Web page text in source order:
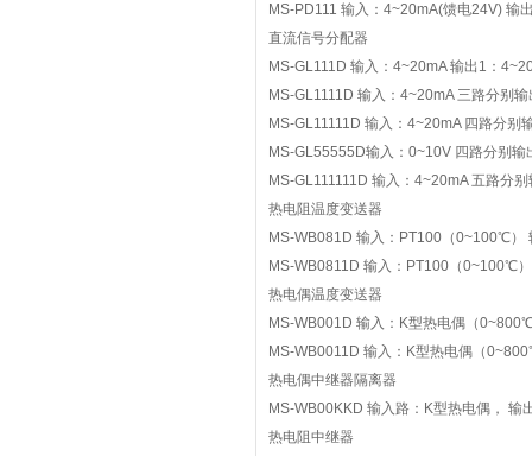
MS-PD111 输入：4~20mA(馈电24V) 输
直流信号分配器
MS-GL111D 输入：4~20mA 输出1：
MS-GL1111D 输入：4~20mA 三路分别
MS-GL11111D 输入：4~20mA 四路分别
MS-GL55555D输入：0~10V 四路分别
MS-GL111111D 输入：4~20mA 五路分
热电阻温度变送器
MS-WB081D 输入：PT100（0~100℃）
MS-WB0811D 输入：PT100（0~100℃
热电偶温度变送器
MS-WB001D 输入：K型热电偶（
MS-WB0011D 输入：K型热电偶（
热电偶中继器隔离器
MS-WB00KKD 输入路：K型热电偶， 输
热电阻中继器